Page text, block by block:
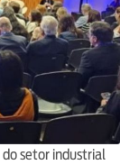
setor industrial